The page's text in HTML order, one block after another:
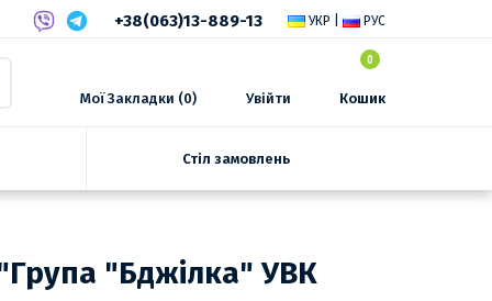
+38(063)13-889-13 УКР РУС
Мої Закладки (0) Увійти
0
Кошик
Стіл замовлень
"Бджілка" УВК